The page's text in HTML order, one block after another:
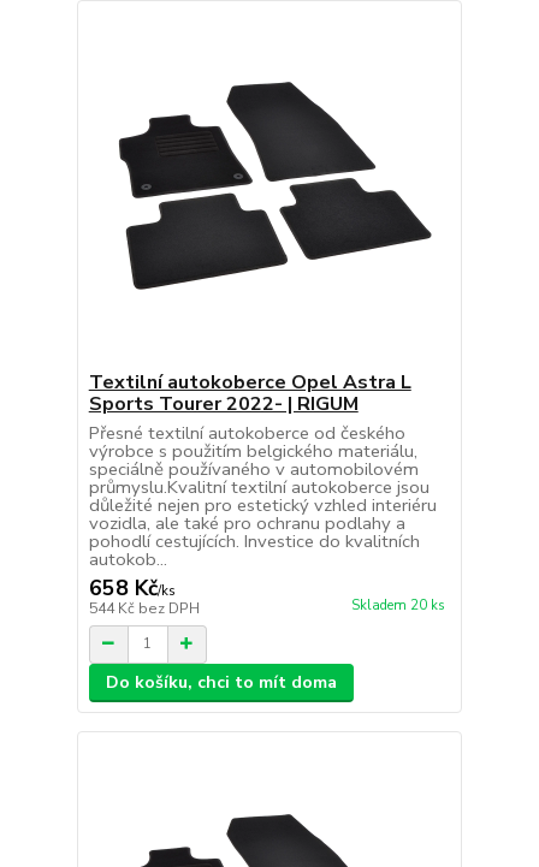
Textilní autokoberce Opel Astra L
Sports Tourer 2022- | RIGUM
Přesné textilní autokoberce od českého
výrobce s použitím belgického materiálu,
speciálně používaného v automobilovém
průmyslu.Kvalitní textilní autokoberce jsou
důležité nejen pro estetický vzhled interiéru
vozidla, ale také pro ochranu podlahy a
pohodlí cestujících. Investice do kvalitních
autokob...
658 Kč/ks
544 Kč bez DPH Skladem 20 ks
Do košíku, chci to mít doma